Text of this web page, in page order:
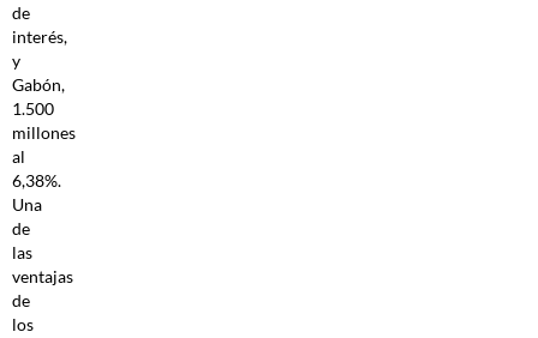
de
interés,
y
Gabón,
1.500
millones
al
6,38%.
Una
de
las
ventajas
de
los